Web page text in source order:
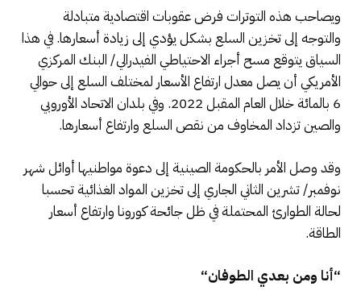
ويصاحب هذه التوترات فرض عقوبات اقتصادية متبادلة
والتوجه إلى تخزين السلع بشكل يؤدي إلى زيادة أسعارها. في هذا
السياق يتوقع مسح أجراء الاحتياطي الفيدرالي/ البنك المركزي
الأمريكي أن يصل معدل ارتفاع الأسعار لمختلف السلع إلى حوالي
6 بالمائة خلال العام المقبل 2022. وفي بلدان الاتحاد الأوروبي
والصين تزداد المخاوف من نقص السلع وارتفاع أسعارها.
وقد وصل الأمر بالحكومة الصينية إلى دعوة مواطنيها أوائل شهر
نوفمبر/ تشرين الثاني الجاري إلى تخزين المواد الغذائية تحسبا
لحالة الطوارئ المحتملة في ظل جائحة كورونا وارتفاع أسعار
الطاقة.
“أنا ومن بعدي الطوفان“